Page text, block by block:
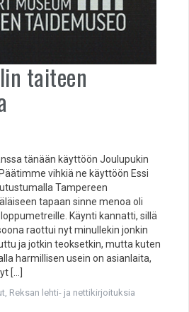
taiteen
tänään käyttöön Joulupukin
vihkiä ne käyttöön Essi
Tampereen
tapaan sinne menoa oli
Käynti kannatti, sillä
raottui nyt minullekin jonkin
ja jotkin teoksetkin, mutta kuten
harmillisen usein on asianlaita,
[…]
, Reksan lehti- ja nettikirjoituksia